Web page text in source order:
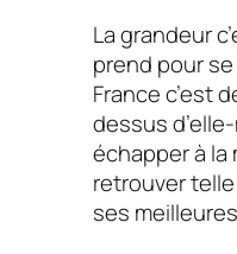
La grandeur
prend pour
France c’est
dessus
échapper à
retrouver telle
ses